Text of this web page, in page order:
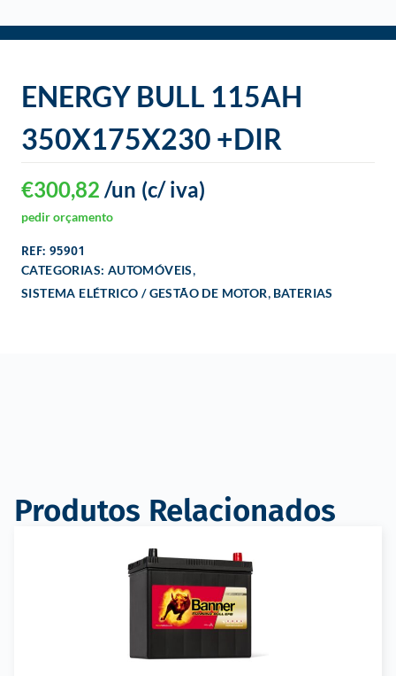
ENERGY BULL 115AH
350X175X230 +DIR
€300,82 (c/ iva)
/un
pedir orçamento
REF: 95901
CATEGORIAS: AUTOMÓVEIS,
SISTEMA ELÉTRICO / GESTÃO DE MOTOR, BATERIAS
Produtos Relacionados